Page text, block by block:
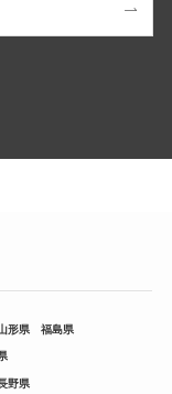
形県 福島県
野県